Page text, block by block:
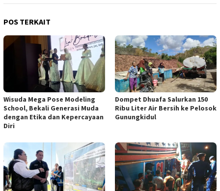
POS TERKAIT
Wisuda Mega Pose Modeling
School, Bekali Generasi Muda
dengan Etika dan Kepercayaan
Diri
Dompet Dhuafa Salurkan 150
Ribu Liter Air Bersih ke Pelosok
Gunungkidul